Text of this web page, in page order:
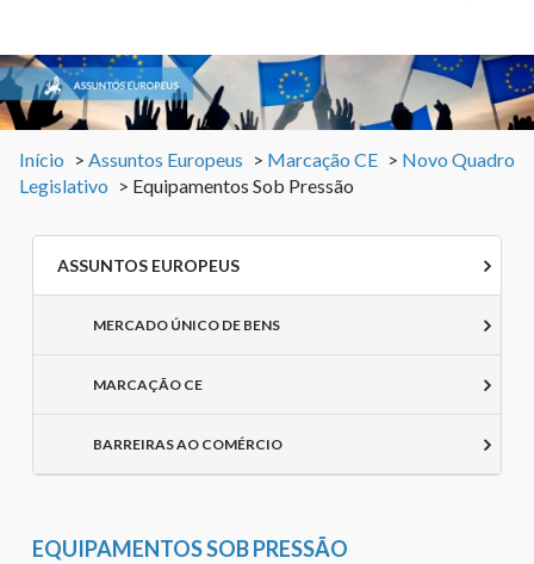
Início > Assuntos Europeus > Marcação CE > Novo Quadro
Legislativo > Equipamentos Sob Pressão
ASSUNTOS EUROPEUS
MERCADO ÚNICO DE BENS
MARCAÇÃO CE
BARREIRAS AO COMÉRCIO
EQUIPAMENTOS SOB PRESSÃO